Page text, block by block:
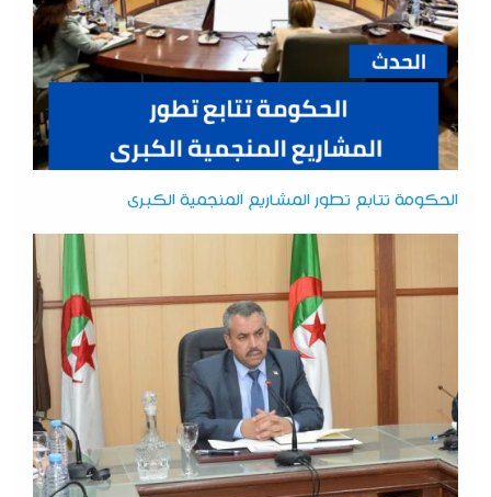
الحكومة تتابع تطور المشاريع المنجمية الكبرى